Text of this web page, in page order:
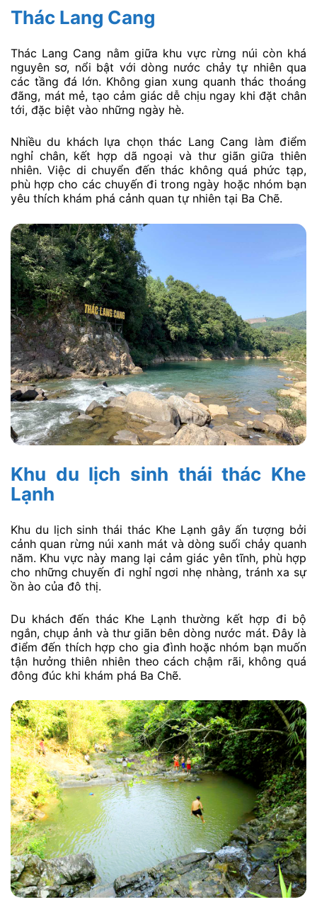
Thác Lang Cang
Thác Lang Cang nằm giữa khu vực rừng núi còn khá
nguyên sơ, nổi bật với dòng nước chảy tự nhiên qua
các tầng đá lớn. Không gian xung quanh thác thoáng
đãng, mát mẻ, tạo cảm giác dễ chịu ngay khi đặt chân
tới, đặc biệt vào những ngày hè.
Nhiều du khách lựa chọn thác Lang Cang làm điểm
nghỉ chân, kết hợp dã ngoại và thư giãn giữa thiên
nhiên. Việc di chuyển đến thác không quá phức tạp,
phù hợp cho các chuyến đi trong ngày hoặc nhóm bạn
yêu thích khám phá cảnh quan tự nhiên tại Ba Chẽ.
Khu du lịch sinh thái thác Khe
Lạnh
Khu du lịch sinh thái thác Khe Lạnh gây ấn tượng bởi
cảnh quan rừng núi xanh mát và dòng suối chảy quanh
năm. Khu vực này mang lại cảm giác yên tĩnh, phù hợp
cho những chuyến đi nghỉ ngơi nhẹ nhàng, tránh xa sự
ồn ào của đô thị.
Du khách đến thác Khe Lạnh thường kết hợp đi bộ
ngắn, chụp ảnh và thư giãn bên dòng nước mát. Đây là
điểm đến thích hợp cho gia đình hoặc nhóm bạn muốn
tận hưởng thiên nhiên theo cách chậm rãi, không quá
đông đúc khi khám phá Ba Chẽ.